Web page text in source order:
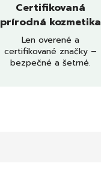
Certifikovaná
prírodná kozmetika
Len overené a
certifikované značky –
bezpečné a šetrné.